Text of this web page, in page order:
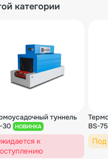
(тефлонизированная се
BS-4535LA
для BS-4535LA/BS-6535
категории
туннель
30 НОВИНКА
к
BS-
Под